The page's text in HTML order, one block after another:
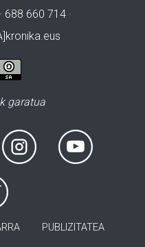
688 660 714 ·
garatua
PUBLIZITATEA